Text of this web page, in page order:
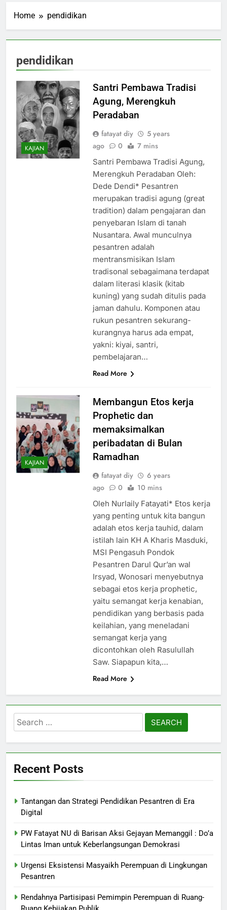
Home pendidikan
pendidikan
KAJIAN
Santri Pembawa Tradisi
Agung, Merengkuh
Peradaban
fatayat diy
5 years
ago
0 7 mins
Santri Pembawa Tradisi Agung,
Merengkuh Peradaban Oleh:
Dede Dendi* Pesantren
merupakan tradisi agung (great
tradition) dalam pengajaran dan
penyebaran Islam di tanah
Nusantara. Awal munculnya
pesantren adalah
mentransmisikan Islam
tradisonal sebagaimana terdapat
dalam literasi klasik (kitab
kuning) yang sudah ditulis pada
jaman dahulu. Komponen atau
rukun pesantren sekurang-
kurangnya harus ada empat,
yakni: kiyai, santri,
pembelajaran…
Read More
KAJIAN
Membangun Etos kerja
Prophetic dan
memaksimalkan
peribadatan di Bulan
Ramadhan
fatayat diy
6 years
ago
0 10 mins
Oleh Nurlaily Fatayati* Etos kerja
yang penting untuk kita bangun
adalah etos kerja tauhid, dalam
istilah lain KH A Kharis Masduki,
MSI Pengasuh Pondok
Pesantren Darul Qur’an wal
Irsyad, Wonosari menyebutnya
sebagai etos kerja prophetic,
yaitu semangat kerja kenabian,
pendidikan yang berbasis pada
keilahian, yang meneladani
semangat kerja yang
dicontohkan oleh Rasulullah
Saw. Siapapun kita,…
Read More
Search
for:
Recent Posts
Tantangan dan Strategi Pendidikan Pesantren di Era
Digital
PW Fatayat NU di Barisan Aksi Gejayan Memanggil : Do’a
Lintas Iman untuk Keberlangsungan Demokrasi
Urgensi Eksistensi Masyaikh Perempuan di Lingkungan
Pesantren
Rendahnya Partisipasi Pemimpin Perempuan di Ruang-